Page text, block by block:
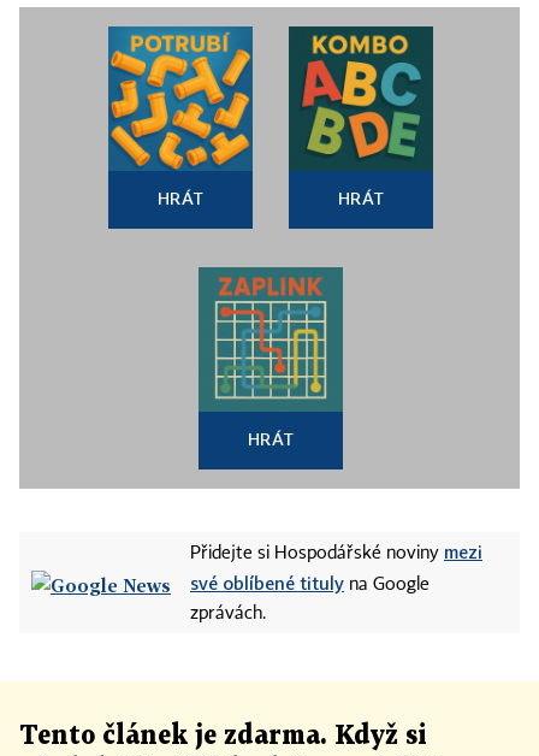
HRÁT HRÁT
HRÁT
Přidejte si Hospodářské noviny mezi
své oblíbené tituly na Google
zprávách.
Tento článek je zdarma. Když si